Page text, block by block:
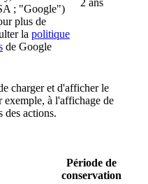
; "Google")
plus de
la politique
de Google
2 ans
charger et d'afficher le
exemple, à l'affichage de
des actions.
Période de
conservation